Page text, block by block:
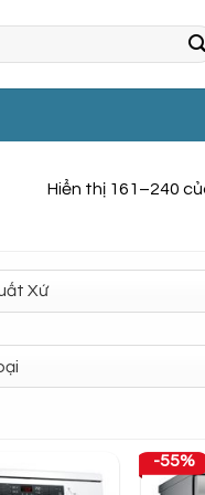
Hiển thị 161–240
-55%